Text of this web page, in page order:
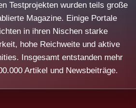
Testprojekten wurden teils große
Magazine. Einige Portale
in ihren Nischen starke
hohe Reichweite und aktive
Insgesamt entstanden mehr
Artikel und Newsbeiträge.